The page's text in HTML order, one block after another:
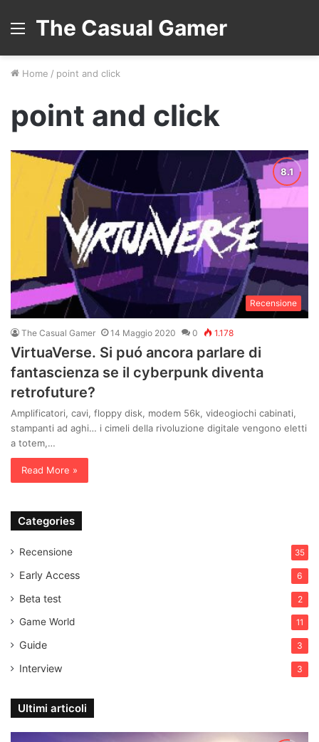
The Casual Gamer
Home / point and click
point and click
Recensione
The Casual Gamer 14 Maggio 2020 0 1.178
VirtuaVerse. Si puó ancora parlare di
fantascienza se il cyberpunk diventa
retrofuture?
Amplificatori, cavi, floppy disk, modem 56k, videogiochi cabinati,
stampanti ad aghi… i cimeli della rivoluzione digitale vengono eletti
a totem,…
Read More »
Categories
Recensione 35
Early Access 6
Beta test 2
Game World 11
Guide 3
Interview 3
Ultimi articoli